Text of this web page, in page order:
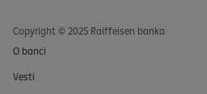
Copyright © 2025 Raiffeisen banka
O banci
Vesti